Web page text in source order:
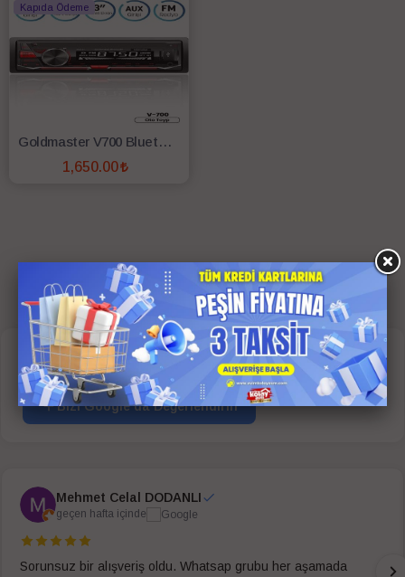
Kapıda Ödeme
Goldmaster V700 Bluetooth Oto Teyp
1,650.00
Google Yorumları
4.8 (374)
Bizi Google'da Değerlendirin
Mehmet Celal DODANLI
geçen hafta içinde
Sorunsuz bir alışveriş oldu. Whatsap grubu her aşamada